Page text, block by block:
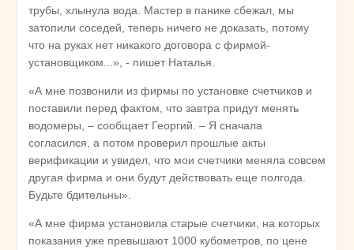
трубы, хлынула вода. Мастер в панике сбежал, мы
затопили соседей, теперь ничего не доказать, потому
что на руках нет никакого договора с фирмой-
установщиком...», - пишет Наталья.
«А мне позвонили из фирмы по установке счетчиков и
поставили перед фактом, что завтра придут менять
водомеры, – сообщает Георгий. – Я сначала
согласился, а потом проверил прошлые акты
верификации и увидел, что мои счетчики меняла совсем
другая фирма и они будут действовать еще полгода.
Будьте бдительны».
«А мне фирма установила старые счетчики, на которых
показания уже превышают 1000 кубометров, по цене